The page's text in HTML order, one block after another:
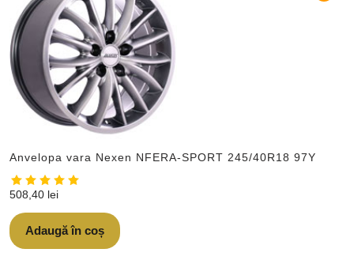
Anvelopa vara Nexen NFERA-SPORT 245/40R18 97Y
508,40 lei
Adaugă în coș